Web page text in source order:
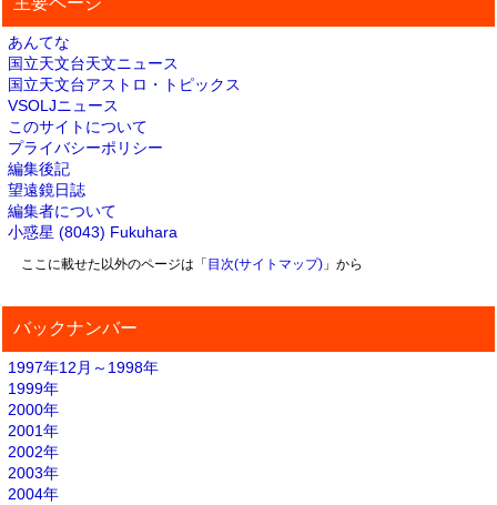
あんてな
国立天文台天文ニュース
国立天文台アストロ・トピックス
VSOLJニュース
このサイトについて
プライバシーポリシー
編集後記
望遠鏡日誌
編集者について
小惑星 (8043) Fukuhara
ここに載せた以外のページは「 目次(サイトマップ)」から
バックナンバー
1997年12月～1998年
1999年
2000年
2001年
2002年
2003年
2004年